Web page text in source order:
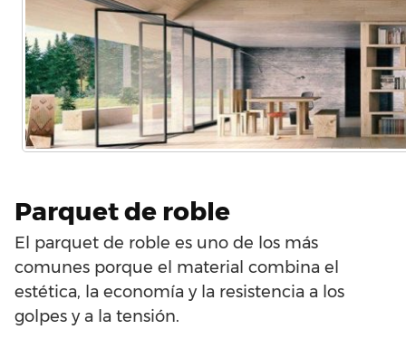
Parquet de roble
El parquet de roble es uno de los más
comunes porque el material combina el
estética, la economía y la resistencia a los
golpes y a la tensión.